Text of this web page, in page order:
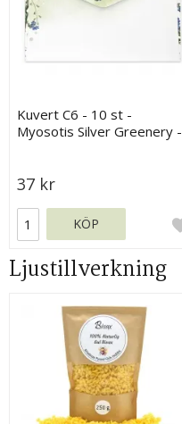
Kuvert C6 - 10 st -
Myosotis Silver Greenery -
37 kr
KÖP
Ljustillverkning